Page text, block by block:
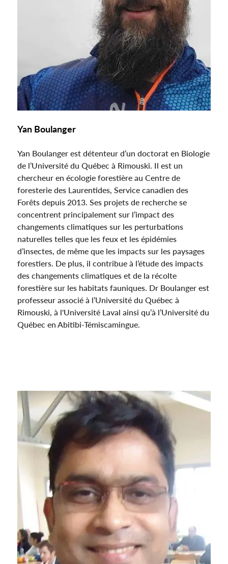
Yan Boulanger
Yan Boulanger est détenteur d’un doctorat en Biologie
de l’Université du Québec à Rimouski. Il est un
chercheur en écologie forestière au Centre de
foresterie des Laurentides, Service canadien des
Forêts depuis 2013. Ses projets de recherche se
concentrent principalement sur l’impact des
changements climatiques sur les perturbations
naturelles telles que les feux et les épidémies
d’insectes, de même que les impacts sur les paysages
forestiers. De plus, il contribue à l’étude des impacts
des changements climatiques et de la récolte
forestière sur les habitats fauniques. Dr Boulanger est
professeur associé à l’Université du Québec à
Rimouski, à l'Université Laval ainsi qu’à l’Université du
Québec en Abitibi-Témiscamingue.